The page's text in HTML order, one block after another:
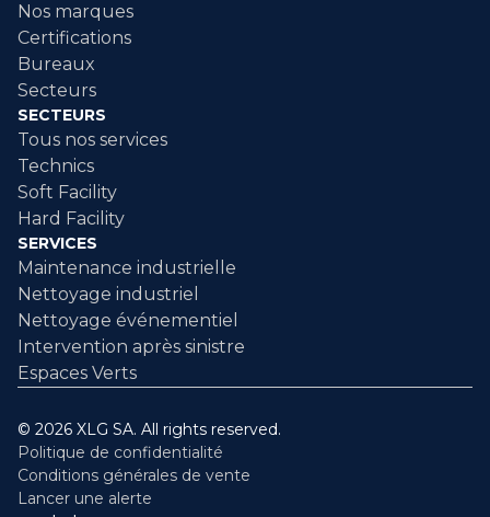
Nos marques
Certifications
Bureaux
Secteurs
SECTEURS
Tous nos services
Technics
Soft Facility
Hard Facility
SERVICES
Maintenance industrielle
Nettoyage industriel
Nettoyage événementiel
Intervention après sinistre
Espaces Verts
© 2026 XLG SA. All rights reserved.
Politique de confidentialité
Conditions générales de vente
Lancer une alerte